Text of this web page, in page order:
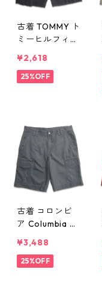
古着 TOMMY ト
ミーヒルフィガ
ートパンツ ハ
ーフパンツ ブ
¥2,618
25%OFF
古着 コロンビ
ア Columbia カ
ンツ ハーフパ
ンツ グレー系
¥3,488
25%OFF